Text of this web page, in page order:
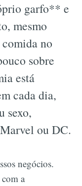
garfo** e
mesmo
no
sobre
está
cada dia,
sexo,
ou DC.
negócios.
a